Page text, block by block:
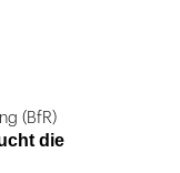
(BfR)
die